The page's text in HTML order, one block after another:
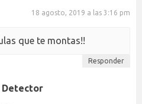
18 agosto, 2019 a las 3:16 pm
que te montas!!
Responder